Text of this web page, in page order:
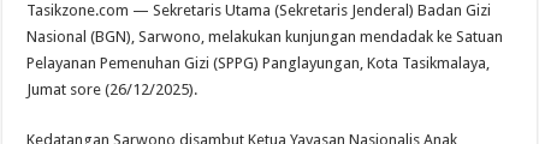
Dikunjungi
BGN
Tasikzone.com — Sekretaris Utama (Sekretaris Jenderal) Badan Gizi
Nasional (BGN), Sarwono, melakukan kunjungan mendadak ke Satuan
Pelayanan Pemenuhan Gizi (SPPG) Panglayungan, Kota Tasikmalaya,
Jumat sore (26/12/2025).
Kedatangan Sarwono disambut Ketua Yayasan Nasionalis Anak